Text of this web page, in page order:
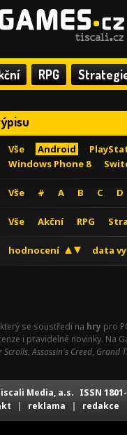
RPG
Vše Android
Windows Phone 8
Vše # A B C D
Vše Akční RPG
hodnocení data
se soustředí na hry pro
i pravidelné novinky. Na
Scrolls,Assassin's Creed, Grand
Media, a.s. ISSN
| reklama | redakce